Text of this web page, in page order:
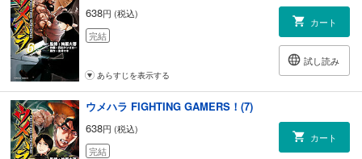
638円 (税込)
完結
カート
試し読み
あらすじを表示する
ウメハラ FIGHTING GAMERS！(7)
638円 (税込)
完結
カート